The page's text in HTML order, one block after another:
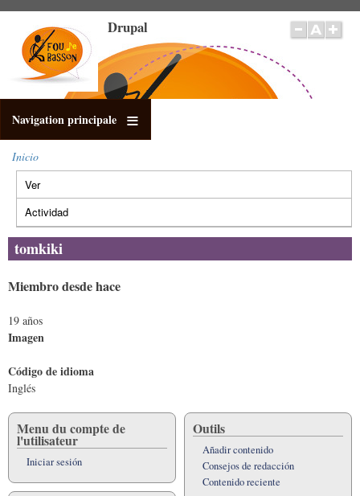
contenido
principal
Drupal
Navigation principale
Sobrescribir
enlaces
de
ayuda
a
la
Inicio
Solapas
principales
Ver(solapa
activa)
Actividad
tomkiki
Miembro desde hace
19 años
Imagen
Código de idioma
Inglés
Menu du compte de
l'utilisateur
Iniciar sesión
Outils
Añadir contenido
Consejos de redacción
Contenido reciente